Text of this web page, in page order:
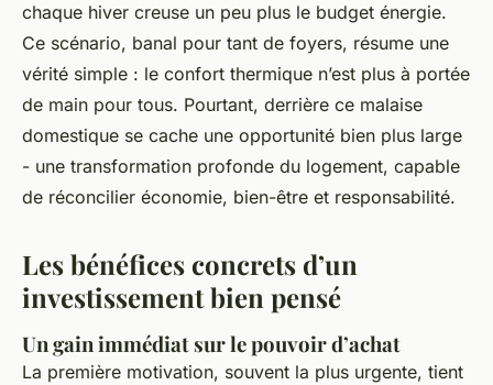
chaque hiver creuse un peu plus le budget énergie.
Ce scénario, banal pour tant de foyers, résume une
vérité simple : le confort thermique n’est plus à portée
de main pour tous. Pourtant, derrière ce malaise
domestique se cache une opportunité bien plus large
- une transformation profonde du logement, capable
de réconcilier économie, bien-être et responsabilité.
Les bénéfices concrets d’un
investissement bien pensé
Un gain immédiat sur le pouvoir d’achat
La première motivation, souvent la plus urgente, tient